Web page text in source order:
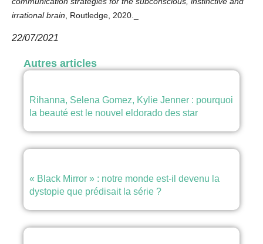
irrational brain, Routledge, 2020._
22/07/2021
Autres articles
Rihanna, Selena Gomez, Kylie Jenner : pourquoi
la beauté est le nouvel eldorado des star
« Black Mirror » : notre monde est‑il devenu la
dystopie que prédisait la série ?